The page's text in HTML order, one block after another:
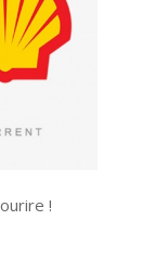
!